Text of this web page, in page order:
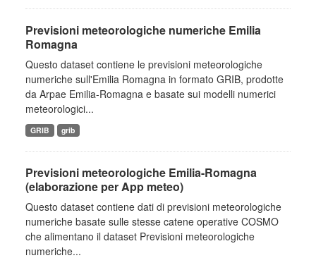
Previsioni meteorologiche numeriche Emilia
Romagna
Questo dataset contiene le previsioni meteorologiche
numeriche sull'Emilia Romagna in formato GRIB, prodotte
da Arpae Emilia-Romagna e basate sui modelli numerici
meteorologici...
GRIB grib
Previsioni meteorologiche Emilia-Romagna
(elaborazione per App meteo)
Questo dataset contiene dati di previsioni meteorologiche
numeriche basate sulle stesse catene operative COSMO
che alimentano il dataset Previsioni meteorologiche
numeriche...